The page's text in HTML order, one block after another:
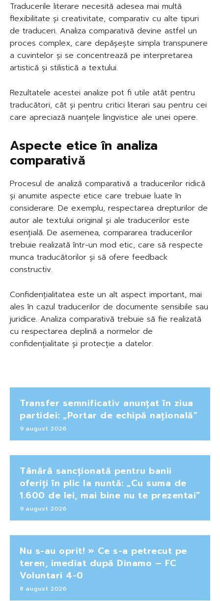
Traducerile literare necesită adesea mai multă
flexibilitate și creativitate, comparativ cu alte tipuri
de traduceri. Analiza comparativă devine astfel un
proces complex, care depășește simpla transpunere
a cuvintelor și se concentrează pe interpretarea
artistică și stilistică a textului.
Rezultatele acestei analize pot fi utile atât pentru
traducători, cât și pentru critici literari sau pentru cei
care apreciază nuanțele lingvistice ale unei opere.
Aspecte etice în analiza
comparativă
Procesul de analiză comparativă a traducerilor ridică
și anumite aspecte etice care trebuie luate în
considerare. De exemplu, respectarea drepturilor de
autor ale textului original și ale traducerilor este
esențială. De asemenea, compararea traducerilor
trebuie realizată într-un mod etic, care să respecte
munca traducătorilor și să ofere feedback
constructiv.
Confidențialitatea este un alt aspect important, mai
ales în cazul traducerilor de documente sensibile sau
juridice. Analiza comparativă trebuie să fie realizată
cu respectarea deplină a normelor de
confidențialitate și protecție a datelor.
Transfer semnificativ anunțat în ziua
partidei: „Portar de echipă națională”
9 august 2026
Tânără sancționată pentru banii
oferiți în plic la nuntă: „Cu suma de
1.600 de lei, mai bine nu te prezentai”
9 august 2026
Nu s-au oprit! » Ce s-a petrecut pe
teren, imediat după Dinamo – FC
Voluntari 4-0
8 august 2026